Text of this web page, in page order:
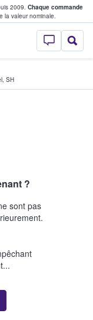
2009. Chaque commande
la valeur nominale.
- Où
billets
, SH
?
sont pas